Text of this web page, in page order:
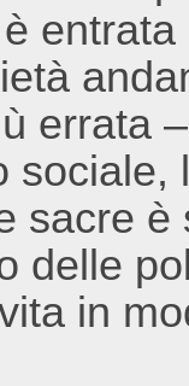
errata
sacre
delle
in